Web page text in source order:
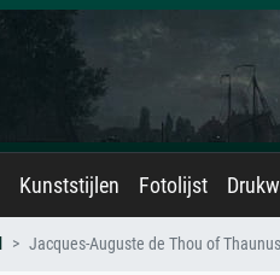
Kunststijlen Fotolijst
Jacques-Auguste de Thou of